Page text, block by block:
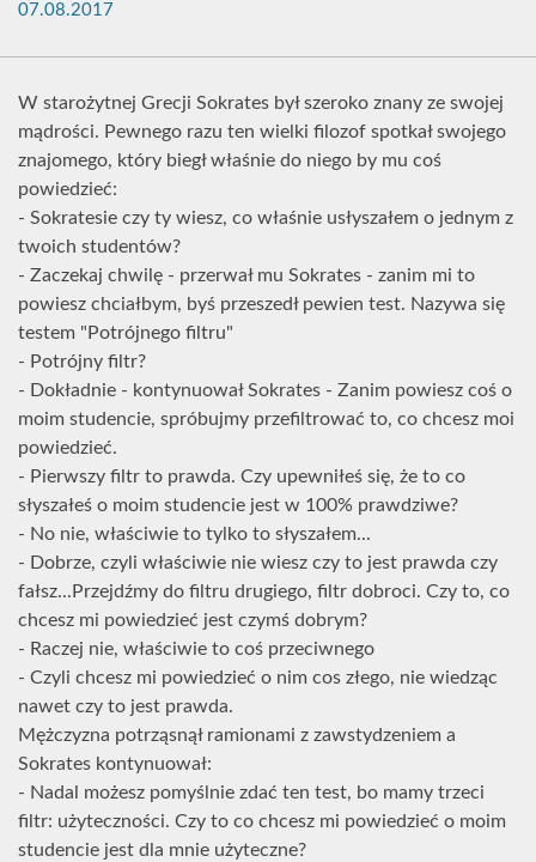
07.08.2017
W starożytnej Grecji Sokrates był szeroko znany ze swojej
mądrości. Pewnego razu ten wielki filozof spotkał swojego
znajomego, który biegł właśnie do niego by mu coś
powiedzieć:
- Sokratesie czy ty wiesz, co właśnie usłyszałem o jednym z
twoich studentów?
- Zaczekaj chwilę - przerwał mu Sokrates - zanim mi to
powiesz chciałbym, byś przeszedł pewien test. Nazywa się
testem "Potrójnego filtru"
- Potrójny filtr?
- Dokładnie - kontynuował Sokrates - Zanim powiesz coś o
moim studencie, spróbujmy przefiltrować to, co chcesz moi
powiedzieć.
- Pierwszy filtr to prawda. Czy upewniłeś się, że to co
słyszałeś o moim studencie jest w 100% prawdziwe?
- No nie, właściwie to tylko to słyszałem...
- Dobrze, czyli właściwie nie wiesz czy to jest prawda czy
fałsz...Przejdźmy do filtru drugiego, filtr dobroci. Czy to, co
chcesz mi powiedzieć jest czymś dobrym?
- Raczej nie, właściwie to coś przeciwnego
- Czyli chcesz mi powiedzieć o nim cos złego, nie wiedząc
nawet czy to jest prawda.
Mężczyzna potrząsnął ramionami z zawstydzeniem a
Sokrates kontynuował:
- Nadal możesz pomyślnie zdać ten test, bo mamy trzeci
filtr: użyteczności. Czy to co chcesz mi powiedzieć o moim
studencie jest dla mnie użyteczne?